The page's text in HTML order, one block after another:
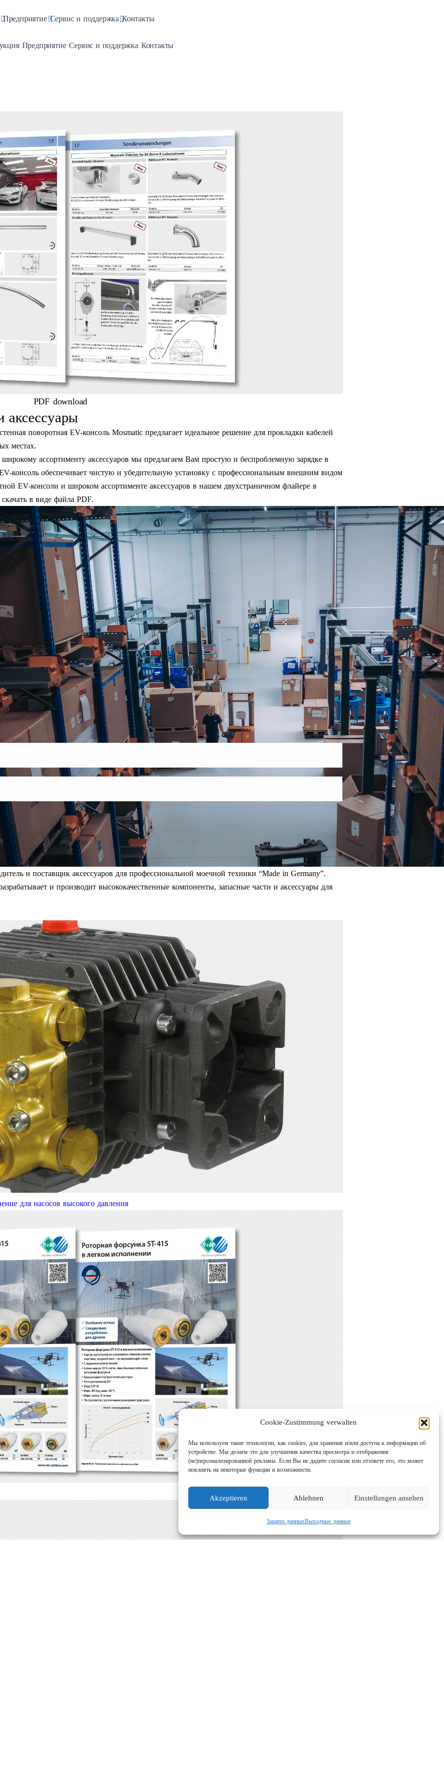
Cookie-Zustimmung verwalten
Мы используем такие технологии, как cookies, для хранения и/или доступа к информации об
устройстве. Мы делаем это для улучшения качества просмотра и отображения
(не)персонализированной рекламы. Если Вы не дадите согласия или отзовете его, это может
повлиять на некоторые функции и возможности.
Akzeptieren Ablehnen Einstellungen ansehen
Защита данныхВыходные данные
Dropdown
ПредприятиеToggle Dropdown
Сервис и поддержкаToggle Dropdown
Контакты
Dropdown
Toggle Dropdown
ПредприятиеToggle Dropdown
Сервис и поддержкаToggle Dropdown
Контакты
PDF download
аксессуары
поворотная EV-консоль Mosmatic предлагает идеальное решение для прокладки кабелей
местах.
ассортименту аксессуаров мы предлагаем Вам простую и беспроблемную зарядке в
консоль обеспечивает чистую и убедительную установку с профессиональным внешним видом
EV-консоли и широком ассортименте аксессуаров в нашем двухстраничном флайере в
в виде файла PDF.
и поставщик аксессуаров для профессиональной моечной техники “Made in Germany”.
и производит высококачественные компоненты, запасные части и аксессуары для
для насосов высокого давления